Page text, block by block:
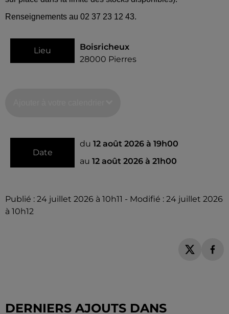
Renseignements au 02 37 23 12 43.
Lieu
Boisricheux
28000 Pierres
Date
du 12 août 2026 à 19h00
au 12 août 2026 à 21h00
Publié : 24 juillet 2026 à 10h11 - Modifié : 24 juillet 2026
à 10h12
DERNIERS AJOUTS DANS